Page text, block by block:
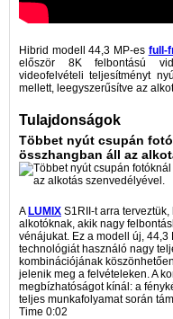
Hibrid modell 44,3 MP-es full-
először 8K felbontású
videofelvételi teljesítményt
mellett, leegyszerűsítve az
Tulajdonságok
Többet nyút csupán
összhangban áll az
ALUMIX S1RII-t arra
alkotóknak, akik nagy
vénájukat. Ez a modell új, 44,3
technológiát használó nagy
kombinációjának
jelenik meg a felvételeken. A
megbízhatóságot kínál: a
teljes munkafolyamat során
Time 0:02